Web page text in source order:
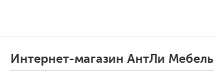
Интернет-магазин АнтЛи Мебель